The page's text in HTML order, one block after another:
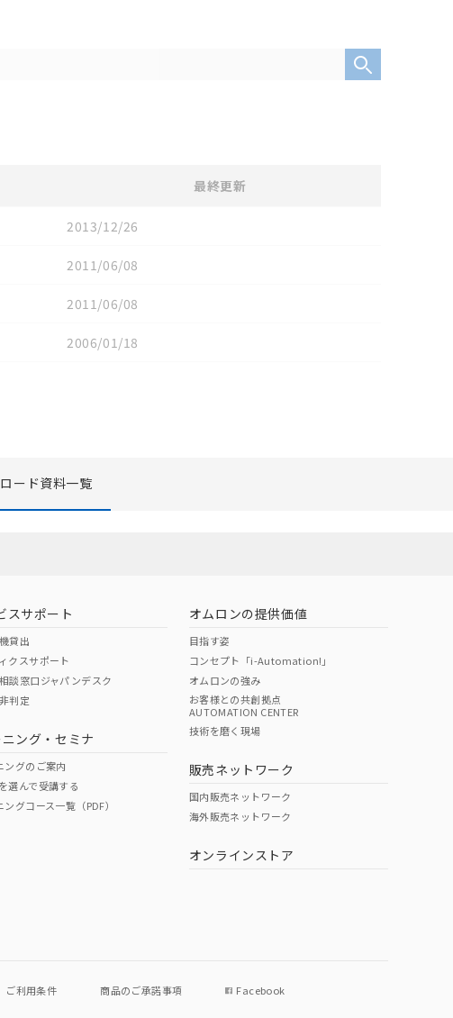
最終更新
2013/12/26
2011/06/08
2011/06/08
2006/01/18
ード資料一覧
スサポート
貸出
クスサポート
談窓口ジャパンデスク
判定
ング・セミナ
ングのご案内
選んで受講する
ングコース一覧（PDF）
オムロンの提供価値
目指す姿
コンセプト「i-Automation!」
オムロンの強み
お客様との共創拠点
AUTOMATION CENTER
技術を磨く現場
販売ネットワーク
国内販売ネットワーク
海外販売ネットワーク
オンラインストア
ご利用条件 商品のご承諾事項 Facebook